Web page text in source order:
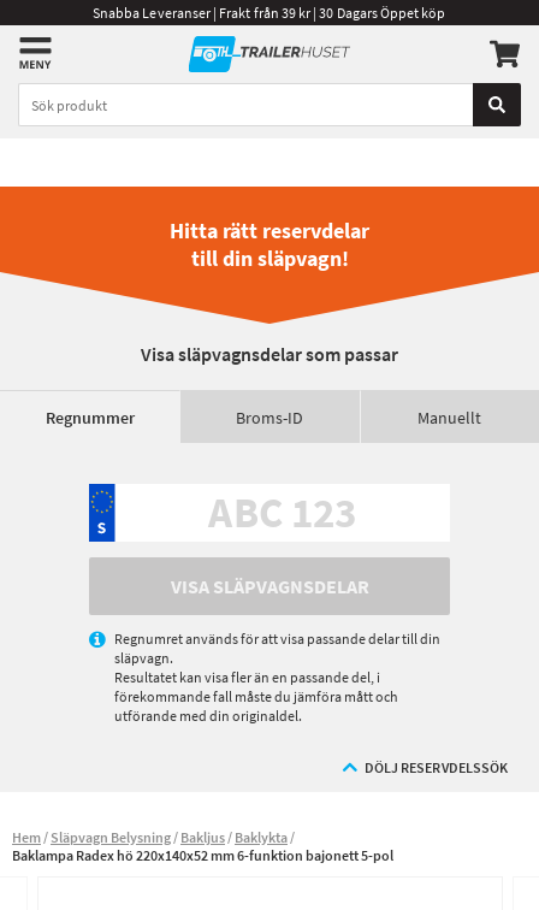
Snabba Leveranser | Frakt från 39 kr | 30 Dagars Öppet köp
Hitta rätt reservdelar
till din släpvagn!
Visa släpvagnsdelar som passar
Regnummer Broms-ID Manuellt
VISA SLÄPVAGNSDELAR
Regnumret används för att visa passande delar till din
släpvagn.
Resultatet kan visa fler än en passande del, i
förekommande fall måste du jämföra mått och
utförande med din originaldel.
DÖLJ RESERVDELSSÖK
Hem Släpvagn Belysning Bakljus Baklykta
Baklampa Radex hö 220x140x52 mm 6-funktion bajonett 5-pol